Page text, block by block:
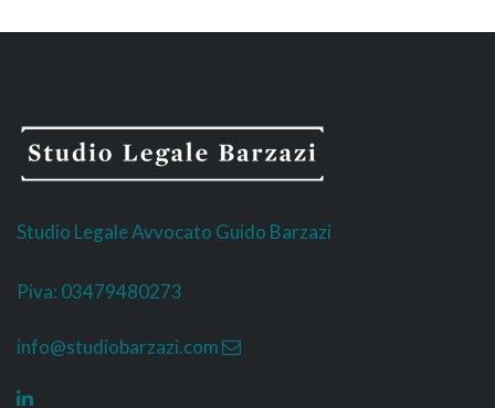
Studio Legale Avvocato Guido Barzazi
Piva: 03479480273
info@studiobarzazi.com